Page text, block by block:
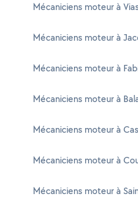
Mécaniciens moteur à
Mécaniciens moteur à
Mécaniciens moteur à
Mécaniciens moteur à
Mécaniciens moteur à
Mécaniciens moteur à
Mécaniciens moteur à